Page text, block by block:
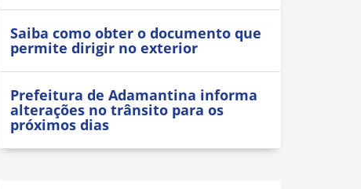
Saiba como obter o documento que
permite dirigir no exterior
Prefeitura de Adamantina informa
alterações no trânsito para os
próximos dias